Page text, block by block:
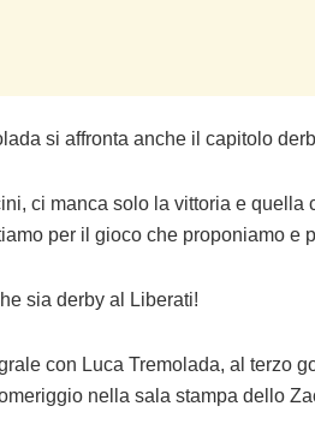
si affronta anche il capitolo
ci manca solo la vittoria e
per il gioco che proponiamo e
sia derby al Liberati!
con Luca Tremolada, al terzo
nella sala stampa dello